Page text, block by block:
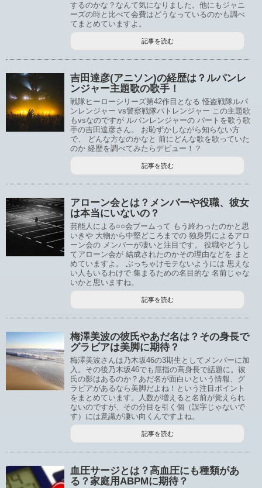
するのかな？なんて気になりました。他にもジャニ
ーズの時と比べて会費はどうなっているのかも調べ
てまとめていますよ。
記事を読む
吉田達彦(アニソン)の経歴は？ルパンレ
ンジャー主題歌の歌手！
戦隊ヒーローシリーズ第42作目となる 怪盗戦隊ルパ
ンレンジャー vs警察戦隊パトレンジャー この主題歌
もvsなのですが ルパンレンジャーの パートを歌う歌
手の吉田達彦さん。 お恥ずかしながら知らない方
で、 どんな方なのかなと 前にどんな歌を歌っていた
のか 経歴を調べてみたらデビュー！？
記事を読む
アローン会とは？メンバーや役職、彼女
は本当にいないの？
芸能人による○○会ブームって もう終わったのかと思
いきや 大物から中堅どころまでの 独身男によるアロ
ーン会の メンバーが凄いと注目です。 役職やどうし
てアローン会が 結成されたのかその理由などを まと
めていますよ。 ぶっちゃけモテないようには 思えな
い人もいるわけで 集まるための名目的な 名前じゃな
いかと思いますね。
記事を読む
梅澤美波の彼氏やあだ名は？その身長で
グラビアは美脚に期待？
梅澤美波さんは乃木坂46の3期生としてメンバーに加
入。その後乃木坂46でも屈指の高身長で話題に。彼
氏の影はあるのか？あだ名が面白いという情報、グ
ラビアがあるなら美脚だよね！という注目ポイント
をまとめています。人数が増えると名前が覚えられ
ないのですが、その分目を引く個（誤字じゃないで
す）には意識が凄い向くんですよね。
記事を読む
血圧サージとは？高血圧にも種類があ
る？家庭用ABPMに期待？